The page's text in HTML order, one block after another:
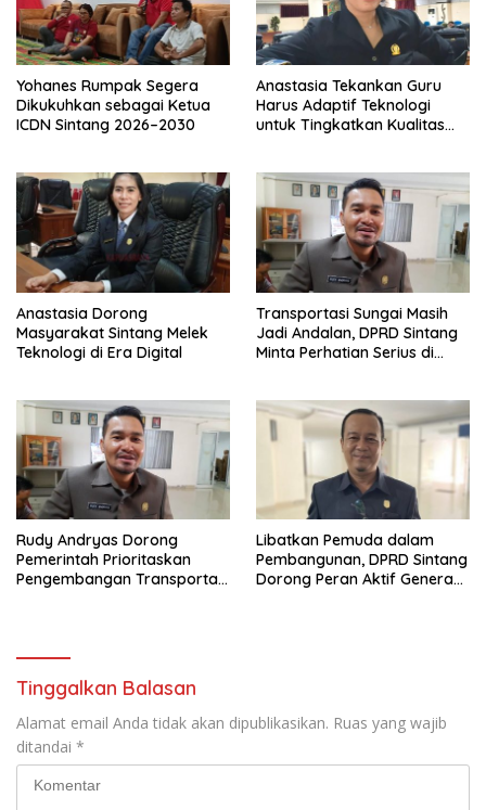
Yohanes Rumpak Segera
Dikukuhkan sebagai Ketua
ICDN Sintang 2026–2030
Anastasia Tekankan Guru
Harus Adaptif Teknologi
untuk Tingkatkan Kualitas
Anastasia Dorong
Masyarakat Sintang Melek
Teknologi di Era Digital
Transportasi Sungai Masih
Jadi Andalan, DPRD Sintang
Minta Perhatian Serius di
Rudy Andryas Dorong
Pemerintah Prioritaskan
Pengembangan Transportasi
Libatkan Pemuda dalam
Pembangunan, DPRD Sintang
Dorong Peran Aktif Generasi
Tinggalkan Balasan
Alamat email Anda tidak akan dipublikasikan. Ruas yang wajib
ditandai *